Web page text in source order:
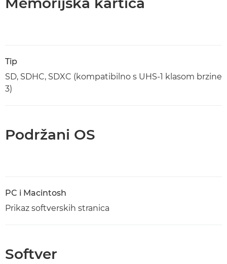
Tip
SD, SDHC, SDXC (kompatibilno s UHS-1 klasom brzine
3)
Podržani OS
PC i Macintosh
Prikaz softverskih stranica
Softver